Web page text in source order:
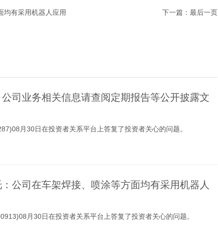
均有采用机器人应用 最后一页
下一篇：
司业务相关信息请查阅定期报告等公开披露文
月30日在投资者关系平台上答复了投资者关心的问题。
公司在车架焊接、喷涂等方面均有采用机器人
月30日在投资者关系平台上答复了投资者关心的问题。